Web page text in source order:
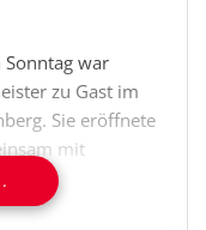
Sonntag war
zu Gast im
Sie eröffnete
mit
Erwin